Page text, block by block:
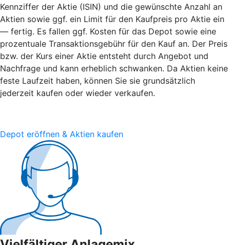
Kennziffer der Aktie (ISIN) und die gewünschte Anzahl an
Aktien sowie ggf. ein Limit für den Kaufpreis pro Aktie ein
— fertig. Es fallen ggf. Kosten für das Depot sowie eine
prozentuale Transaktionsgebühr für den Kauf an. Der Preis
bzw. der Kurs einer Aktie entsteht durch Angebot und
Nachfrage und kann erheblich schwanken. Da Aktien keine
feste Laufzeit haben, können Sie sie grundsätzlich
jederzeit kaufen oder wieder verkaufen.
Depot eröffnen & Aktien kaufen